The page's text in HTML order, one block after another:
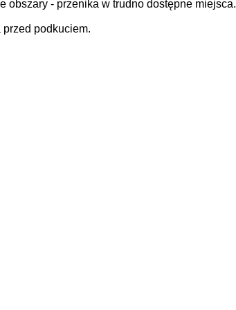
obszary - przenika w trudno dostępne miejsca.
podkuciem.